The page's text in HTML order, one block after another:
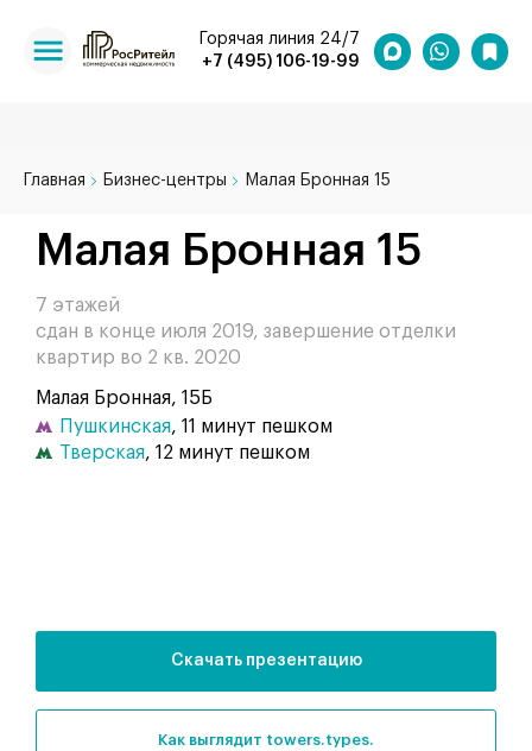
+7 (495) 106-19-99
Горячая линия 24/7
Главная Бизнес-центры Малая Бронная 15
Малая Бронная 15
7 этажей
сдан в конце июля 2019, завершение отделки
квартир во 2 кв. 2020
Малая Бронная, 15Б
Пушкинская, 11 минут пешком
Тверская, 12 минут пешком
Скачать презентацию
как выглядит towers.types.